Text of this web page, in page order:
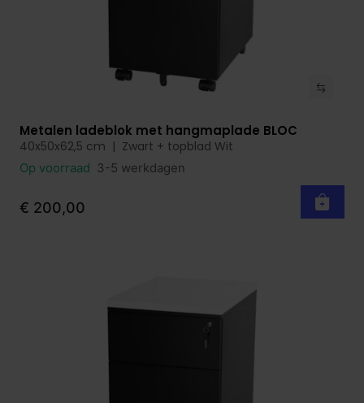
Bekijk product
Metalen ladeblok met hangmaplade BLOC
40x50x62,5 cm | Zwart + topblad Wit
Op voorraad 3-5 werkdagen
€ 200,00